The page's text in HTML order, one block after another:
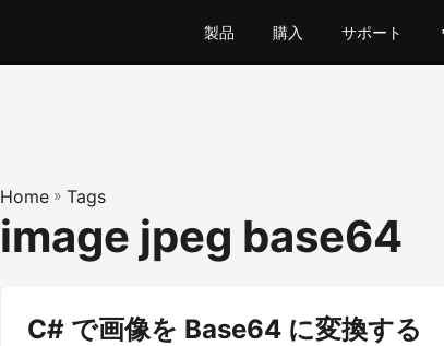
製品 購入 サポート
Home » Tags
image jpeg base64
C# で画像を Base64 に変換する